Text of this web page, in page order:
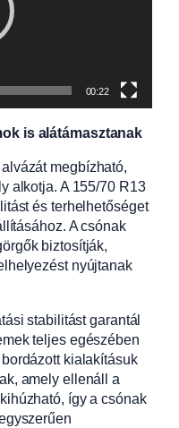
00:22
is alátámasztanak
megbízható,
alkotja. A 155/70 R13
és terhelhetőséget
A csónak
biztosítják,
nyújtanak
stabilitást garantál
teljes egészében
kialakításuk
amely ellenáll a
így a csónak